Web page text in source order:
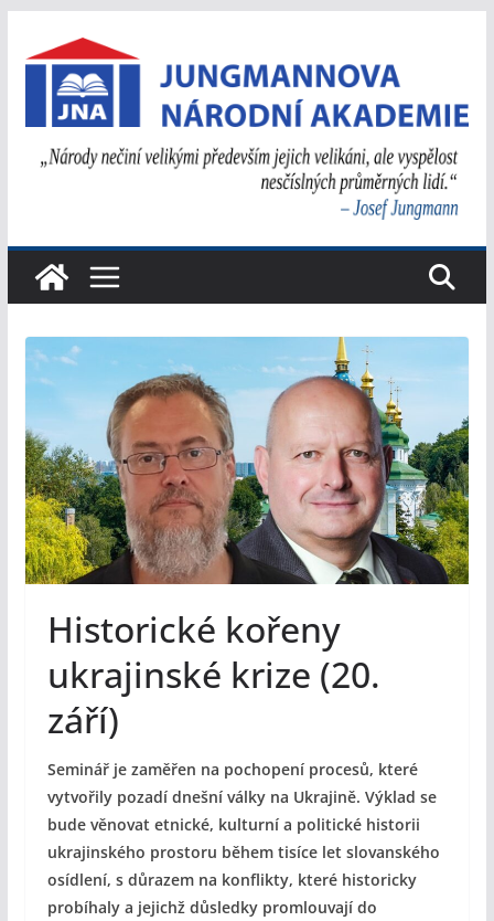
na
obsah
Historické kořeny
ukrajinské krize (20.
září)
Seminář je zaměřen na pochopení procesů, které
vytvořily pozadí dnešní války na Ukrajině. Výklad se
bude věnovat etnické, kulturní a politické historii
ukrajinského prostoru během tisíce let slovanského
osídlení, s důrazem na konflikty, které historicky
probíhaly a jejichž důsledky promlouvají do